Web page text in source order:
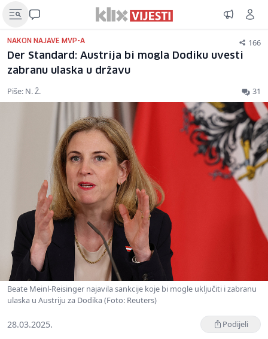
NAKON NAJAVE MVP-A 166
Der Standard: Austrija bi mogla Dodiku uvesti
zabranu ulaska u državu
Piše: N. Ž. 31
Beate Meinl-Reisinger najavila sankcije koje bi mogle uključiti i zabranu
ulaska u Austriju za Dodika (Foto: Reuters)
28.03.2025. Podijeli